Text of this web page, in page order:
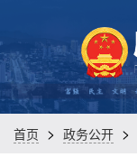
首页 > 政务公开 >